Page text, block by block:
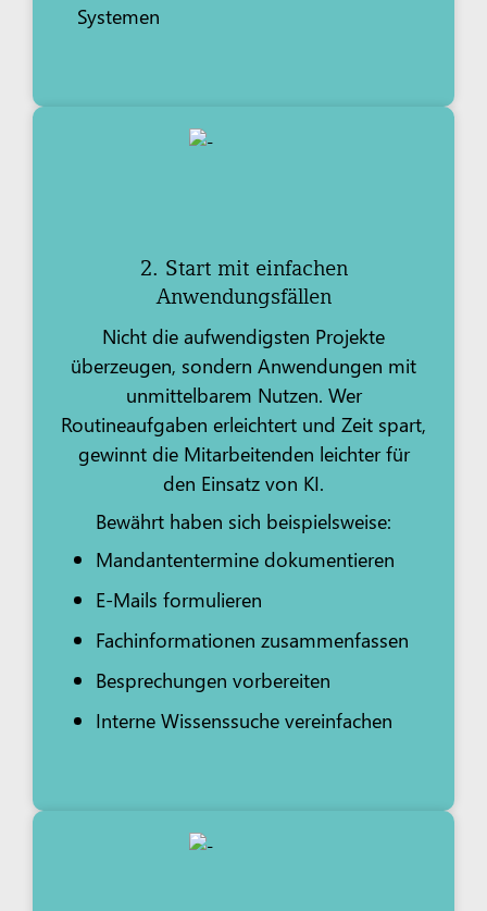
Systemen
2. Start mit einfachen
Anwendungsfällen
Nicht die aufwendigsten Projekte
überzeugen, sondern Anwendungen mit
unmittelbarem Nutzen. Wer
Routineaufgaben erleichtert und Zeit spart,
gewinnt die Mitarbeitenden leichter für
den Einsatz von KI.
Bewährt haben sich beispielsweise:
Mandantentermine dokumentieren
E-Mails formulieren
Fachinformationen zusammenfassen
Besprechungen vorbereiten
Interne Wissenssuche vereinfachen